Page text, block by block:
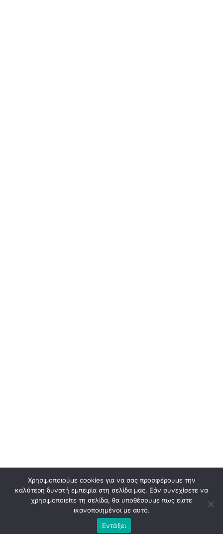
Χρησιμοποιούμε cookies για να σας προσφέρουμε την
καλύτερη δυνατή εμπειρία στη σελίδα μας. Εάν συνεχίσετε να
χρησιμοποιείτε τη σελίδα, θα υποθέσουμε πως είστε
ικανοποιημένοι με αυτό.
Εντάξει